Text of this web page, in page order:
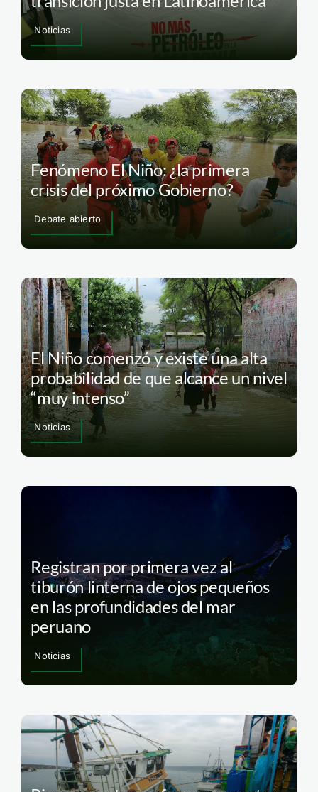
Noticias
Fenómeno El Niño: ¿la primera
crisis del próximo Gobierno?
Debate abierto
El Niño comenzó y existe una alta
probabilidad de que alcance un nivel
“muy intenso”
Noticias
Registran por primera vez al
tiburón linterna de ojos pequeños
en las profundidades del mar
peruano
Noticias